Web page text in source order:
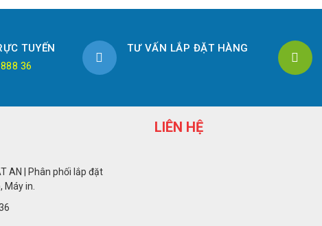
TUYẾN
36
TƯ VẤN LẮP ĐẶT HÀNG
AN | Phân phối lắp đặt
in.
LIÊN HỆ